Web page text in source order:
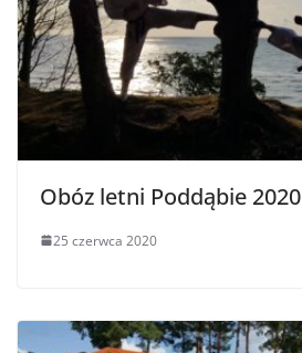
Obóz letni Poddąbie 2020
25 czerwca 2020